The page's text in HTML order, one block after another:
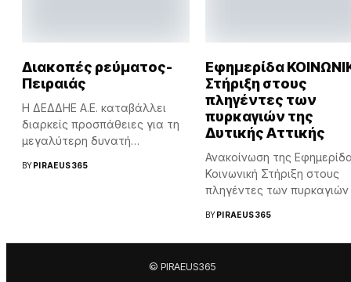
Διακοπές ρεύματος-
Πειραιάς
H ΔΕΔΔΗΕ Α.Ε. καταβάλλει
διαρκείς προσπάθειες για τη
μεγαλύτερη δυνατή
BYPIRAEUS365
Εφημερίδα
Στήριξη στους
πληγέντες των
πυρκαγιών της
Δυτικής Αττικής
Ανακοίνωση της
Κοινωνική Στήριξη στους
πληγέντες των πυρκαγιών
BYPIRAEUS365
© PIRAEUS365